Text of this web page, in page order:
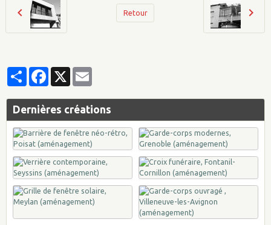
Retour
PartagerFacebook
X
Dernières créations